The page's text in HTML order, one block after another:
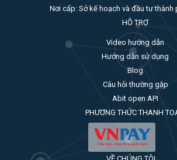
Nơi cấp: Sở kế hoạch và đầu tư thành
HỖ TRỢ
Video hướng dẫn
Hướng dẫn sử dụng
Blog
Câu hỏi thường gặp
Abit open API
PHƯƠNG THỨC THANH